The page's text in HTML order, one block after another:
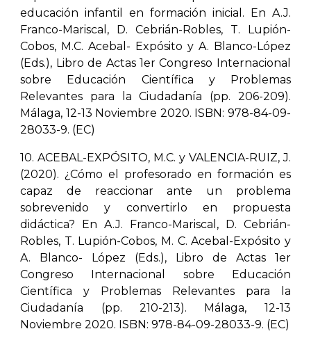
educación infantil en formación inicial. En A.J.
Franco-Mariscal, D. Cebrián-Robles, T. Lupión-
Cobos, M.C. Acebal- Expósito y A. Blanco-López
(Eds.), Libro de Actas 1er Congreso Internacional
sobre Educación Científica y Problemas
Relevantes para la Ciudadanía (pp. 206-209).
Málaga, 12-13 Noviembre 2020. ISBN: 978-84-09-
28033-9. (EC)
10. ACEBAL-EXPÓSITO, M.C. y VALENCIA-RUIZ, J.
(2020). ¿Cómo el profesorado en formación es
capaz de reaccionar ante un problema
sobrevenido y convertirlo en propuesta
didáctica? En A.J. Franco-Mariscal, D. Cebrián-
Robles, T. Lupión-Cobos, M. C. Acebal-Expósito y
A. Blanco- López (Eds.), Libro de Actas 1er
Congreso Internacional sobre Educación
Científica y Problemas Relevantes para la
Ciudadanía (pp. 210-213). Málaga, 12-13
Noviembre 2020. ISBN: 978-84-09-28033-9. (EC)